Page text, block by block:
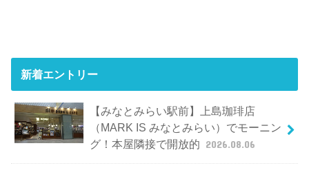
新着エントリー
【みなとみらい駅前】上島珈琲店
（MARK IS みなとみらい）でモーニン
グ！本屋隣接で開放的 2026.08.06